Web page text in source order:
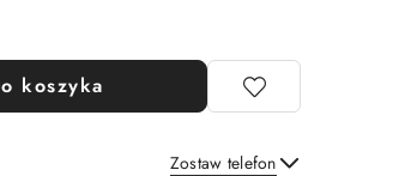
koszyka
Zostaw telefon